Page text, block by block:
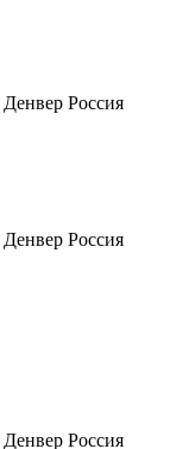
Денвер Россия
Денвер Россия
Денвер Россия